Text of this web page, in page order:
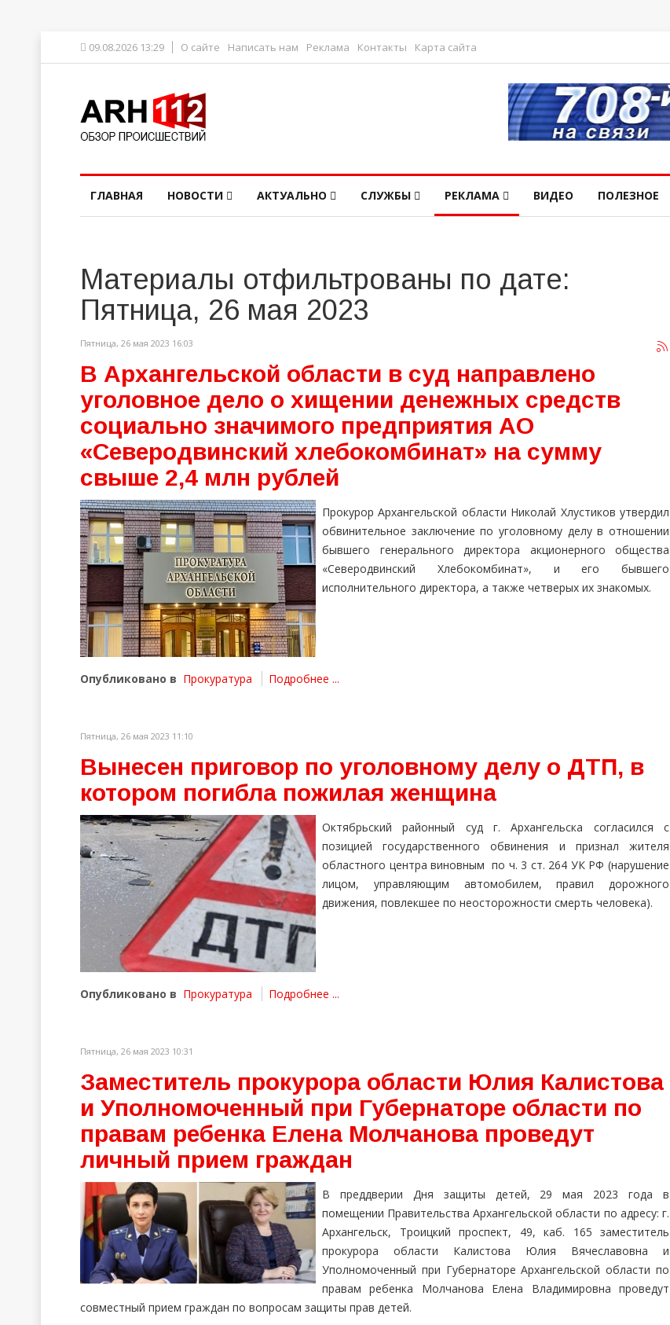
09.08.2026 13:29 О сайте Написать нам Реклама Контакты Карта сайта
ГЛАВНАЯ НОВОСТИ АКТУАЛЬНО СЛУЖБЫ РЕКЛАМА ВИДЕО ПОЛЕЗНОЕ
Материалы отфильтрованы по дате:
Пятница, 26 мая 2023
Пятница, 26 мая 2023 16:03
В Архангельской области в суд направлено
уголовное дело о хищении денежных средств
социально значимого предприятия АО
«Северодвинский хлебокомбинат» на сумму
свыше 2,4 млн рублей
Прокурор Архангельской области Николай Хлустиков утвердил
обвинительное заключение по уголовному делу в отношении
бывшего генерального директора акционерного общества
«Северодвинский Хлебокомбинат», и его бывшего
исполнительного директора, а также четверых их знакомых.
Опубликовано в Прокуратура Подробнее ...
Пятница, 26 мая 2023 11:10
Вынесен приговор по уголовному делу о ДТП, в
котором погибла пожилая женщина
Октябрьский районный суд г. Архангельска согласился с
позицией государственного обвинения и признал жителя
областного центра виновным по ч. 3 ст. 264 УК РФ (нарушение
лицом, управляющим автомобилем, правил дорожного
движения, повлекшее по неосторожности смерть человека).
Опубликовано в Прокуратура Подробнее ...
Пятница, 26 мая 2023 10:31
Заместитель прокурора области Юлия Калистова
и Уполномоченный при Губернаторе области по
правам ребенка Елена Молчанова проведут
личный прием граждан
В преддверии Дня защиты детей, 29 мая 2023 года в
помещении Правительства Архангельской области по адресу: г.
Архангельск, Троицкий проспект, 49, каб. 165 заместитель
прокурора области Калистова Юлия Вячеславовна и
Уполномоченный при Губернаторе Архангельской области по
правам ребенка Молчанова Елена Владимировна проведут
совместный прием граждан по вопросам защиты прав детей.